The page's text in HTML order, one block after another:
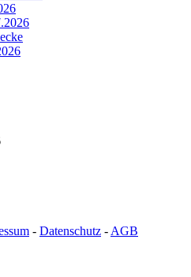
- Datenschutz - AGB